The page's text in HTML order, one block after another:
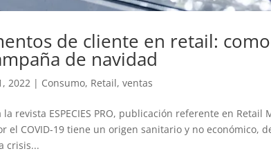
de cliente en retail:
de navidad
2022 | Consumo, Retail,ventas
revista ESPECIES PRO, publicación referente en Retail
el COVID-19 tiene un origen sanitario y no económico,
crisis...